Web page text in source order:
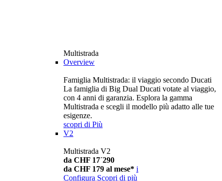
Multistrada
Overview
Famiglia Multistrada: il viaggio secondo Ducati
La famiglia di Big Dual Ducati votate al viaggio,
con 4 anni di garanzia. Esplora la gamma
Multistrada e scegli il modello più adatto alle tue
esigenze.
scopri di Più
V2
Multistrada V2
da CHF 17´290
da CHF 179 al mese* i
Configura Scopri di più